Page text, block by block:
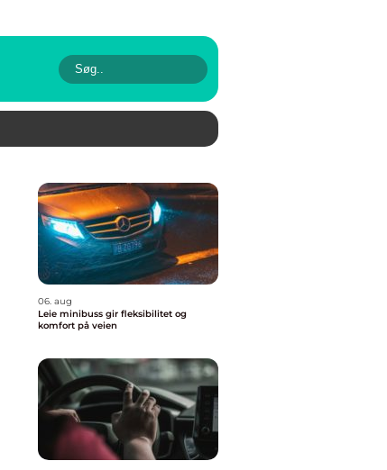
06. aug
Leie minibuss gir fleksibilitet og
komfort på veien